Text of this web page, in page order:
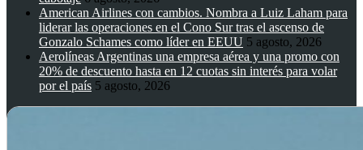
American Airlines con cambios. Nombra a Luiz Laham para
liderar las operaciones en el Cono Sur tras el ascenso de
Gonzalo Schames como líder en EEUU 5 agosto, 2026
Aerolíneas Argentinas una empresa aérea y una promo con
20% de descuento hasta en 12 cuotas sin interés para volar
por el país 5 agosto, 2026